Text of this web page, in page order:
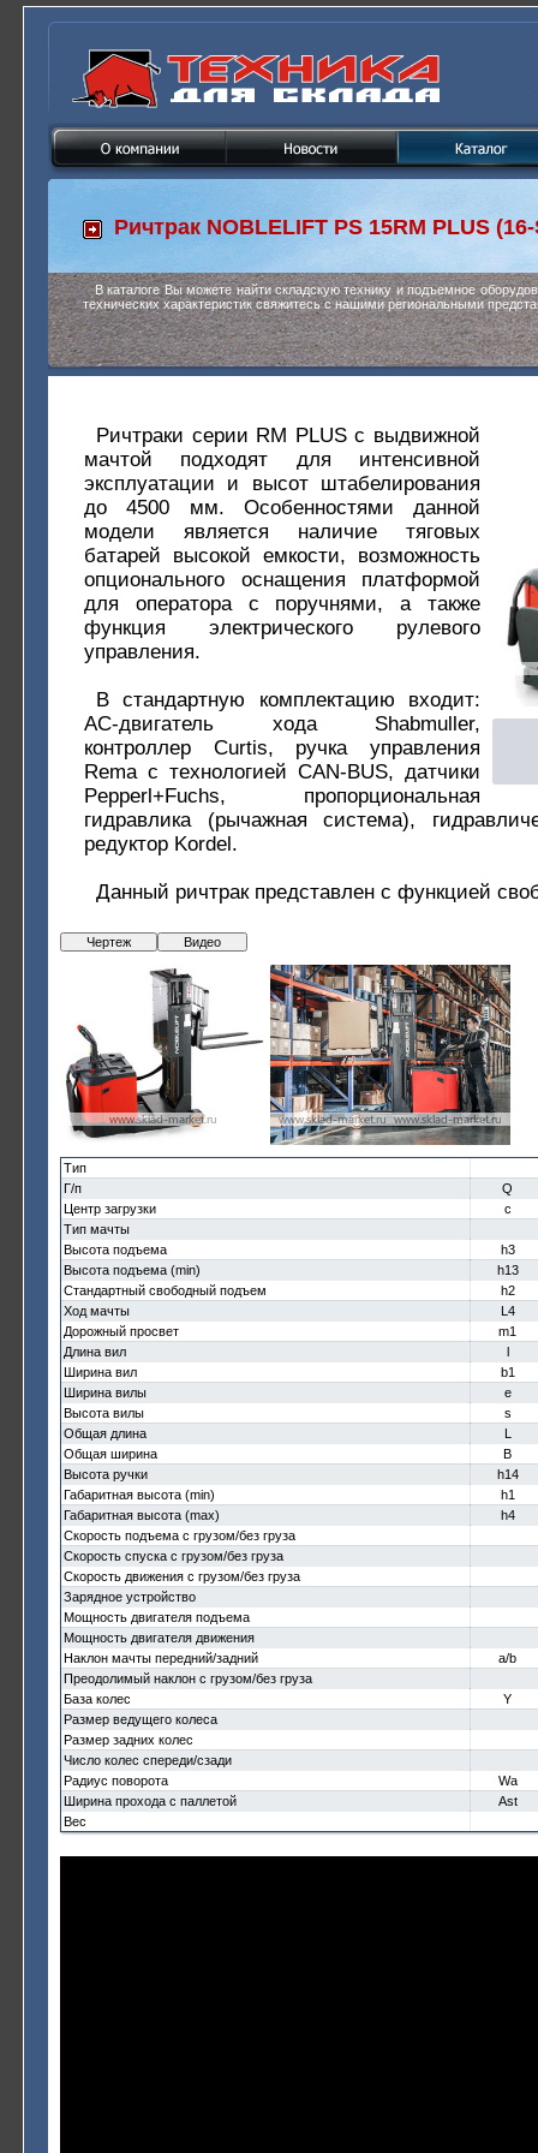
Ричтрак NOBLELIFT PS 15RM PLUS
В каталоге Вы можете найти складскую технику и подъемное
технических характеристик свяжитесь с нашими региональными
Ричтраки серии RM PLUS с выдвижной
мачтой подходят для интенсивной
эксплуатации и высот штабелирования
до 4500 мм. Особенностями данной
модели является наличие тяговых
батарей высокой емкости, возможность
опционального оснащения платформой
для оператора с поручнями, а также
функция электрического рулевого
управления.
В cтандартную комплектацию входит:
АС-двигатель хода Shabmuller,
контроллер Curtis, ручка управления
Rema с технологией CAN-BUS, датчики
Pepperl+Fuchs, пропорциональная
гидравлика (рычажная система),
редуктор Kordel.
Данный ричтрак представлен с функцией
Чертеж Видео
Тип
Г/п
Q
Центр загрузки
c
Тип мачты
Высота подъема
h3
Высота подъема (min)
h13
Стандартный свободный подъем
h2
Ход мачты
L4
Дорожный просвет
m1
Длина вил
l
Ширина вил
b1
Ширина вилы
e
Высота вилы
s
Общая длина
L
Общая ширина
B
Высота ручки
h14
Габаритная высота (min)
h1
Габаритная высота (max)
h4
Скорость подъема с грузом/без груза
Скорость спуска с грузом/без груза
Скорость движения с грузом/без груза
Зарядное устройство
Мощность двигателя подъема
Мощность двигателя движения
Наклон мачты передний/задний
a/b
Преодолимый наклон с грузом/без груза
База колес
Y
Размер ведущего колеса
Размер задних колес
Число колес спереди/сзади
Радиус поворота
Wa
Ширина прохода с паллетой
Ast
Вес